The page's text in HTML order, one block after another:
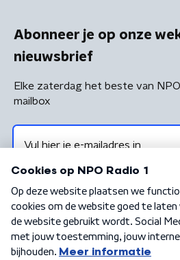
Abonneer je op onze
nieuwsbrief
Elke zaterdag het beste van
mailbox
Algemene voorwaarden